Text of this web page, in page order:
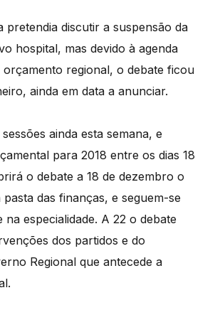
pretendia discutir a suspensão da
hospital, mas devido à agenda
regional, o debate ficou
ainda em data a anunciar.
ainda esta semana, e
para 2018 entre os dias 18
o debate a 18 de dezembro o
das finanças, e seguem-se
na especialidade. A 22 o debate
dos partidos e do
Regional que antecede a